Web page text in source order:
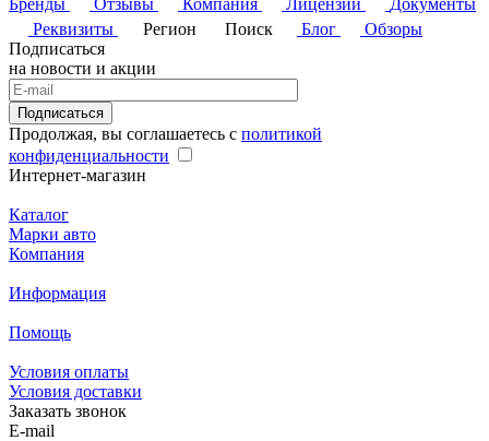
Реквизиты
Регион Поиск Блог
Обзоры
Подписаться
на новости и акции
Подписаться
Продолжая, вы соглашаетесь с политикой
конфиденциальности
Интернет-магазин
Каталог
Марки авто
Компания
Информация
Помощь
Условия оплаты
Условия доставки
Заказать звонок
E-mail